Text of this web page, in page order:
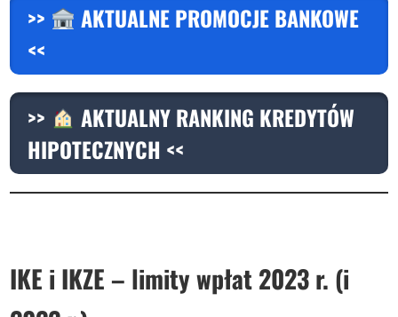
>>
AKTUALNE PROMOCJE BANKOWE
<<
>>
AKTUALNY RANKING KREDYTÓW
HIPOTECZNYCH <<
IKE i IKZE – limity wpłat 2023 r. (i